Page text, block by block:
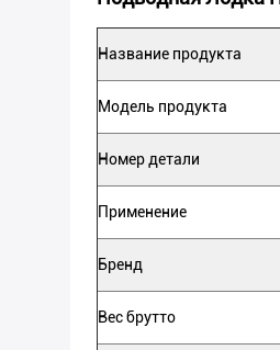
Название продукта
Модель продукта
Номер детали
Применение
Бренд
Вес брутто